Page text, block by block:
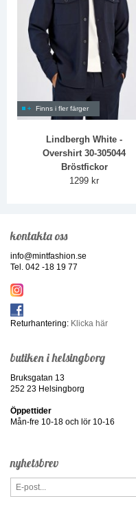
Finns i fler färger
Lindbergh White -
Overshirt 30-305044
Bröstfickor
1299 kr
kontakta oss
info@mintfashion.se
Tel. 042 -18 19 77
Returhantering: Klicka här
butiken i helsingborg
Bruksgatan 13
252 23 Helsingborg
Öppettider
Mån-fre 10-18 och lör 10-16
nyhetsbrev